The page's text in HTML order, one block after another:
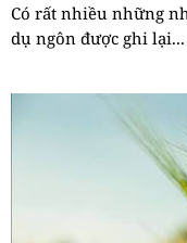
Có rất nhiều những
dụ ngôn được ghi lại...